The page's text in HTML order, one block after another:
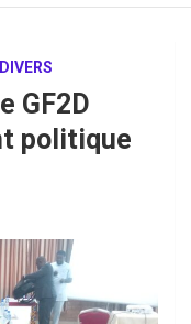
GF2D
politique